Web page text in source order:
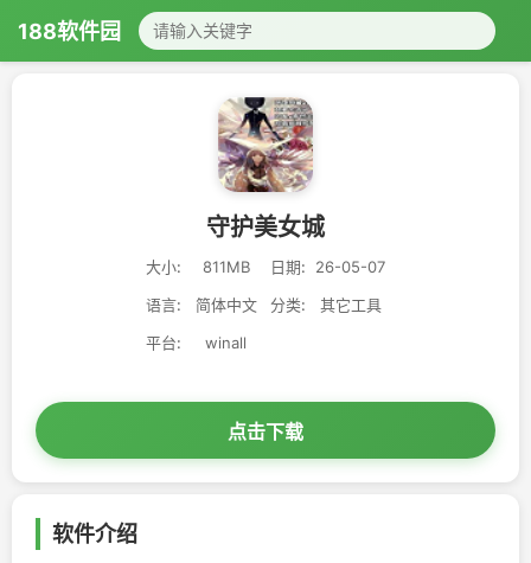
188软件园
守护美女城
大小: 811MB 日期:
26-05-07
语言:
简体中文 分类:
其它工具
平台:
winall
点击下载
软件介绍